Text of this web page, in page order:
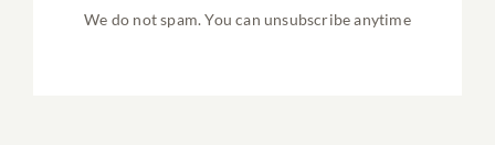
We do not spam. You can unsubscribe anytime